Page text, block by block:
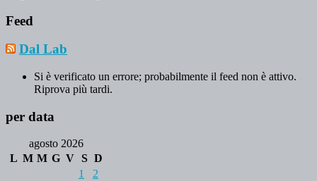
Feed
Dal Lab
Si è verificato un errore; probabilmente il feed non è attivo.
Riprova più tardi.
per data
agosto 2026
L M M G V S D
1
2